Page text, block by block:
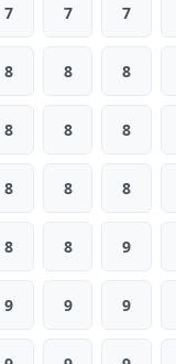
7 7 7
8 8 8
8 8 8
8 8 8
8 8 9
9 9 9